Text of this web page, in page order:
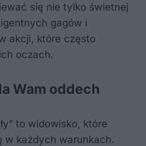
się nie tylko świetnej
gagów i
akcji, które często
oczach.
Wam oddech
to widowisko, które
w każdych warunkach.